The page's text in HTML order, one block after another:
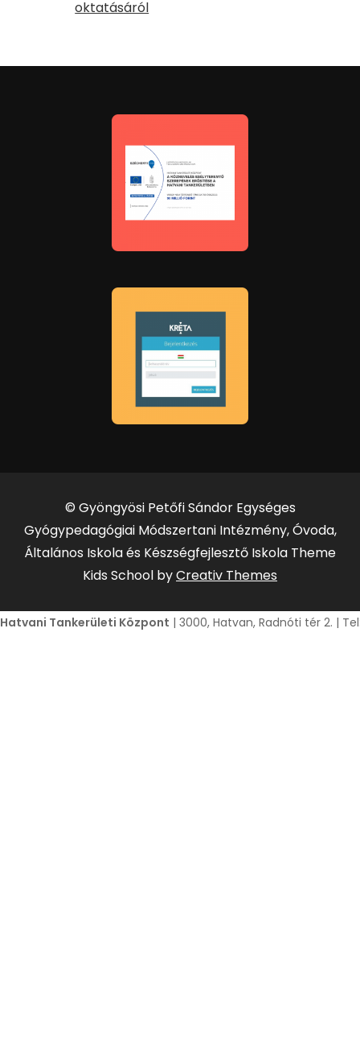
oktatásáról
© Gyöngyösi Petőfi Sándor Egységes
Gyógypedagógiai Módszertani Intézmény, Óvoda,
Általános Iskola és Készségfejlesztő Iskola Theme
Kids School byCreativ Themes
Hatvani Tankerületi Központ | 3000, Hatvan, Radnóti tér 2. |